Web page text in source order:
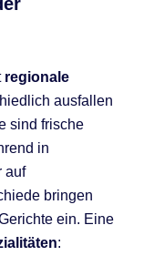
regionale
ausfallen
sind frische
in
auf
bringen
ein. Eine
: